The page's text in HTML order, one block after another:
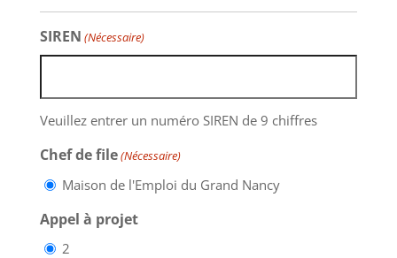
SIREN (Nécessaire)
Veuillez entrer un numéro SIREN de 9 chiffres
Chef de file(Nécessaire)
Maison de l'Emploi du Grand Nancy
Appel à projet
2